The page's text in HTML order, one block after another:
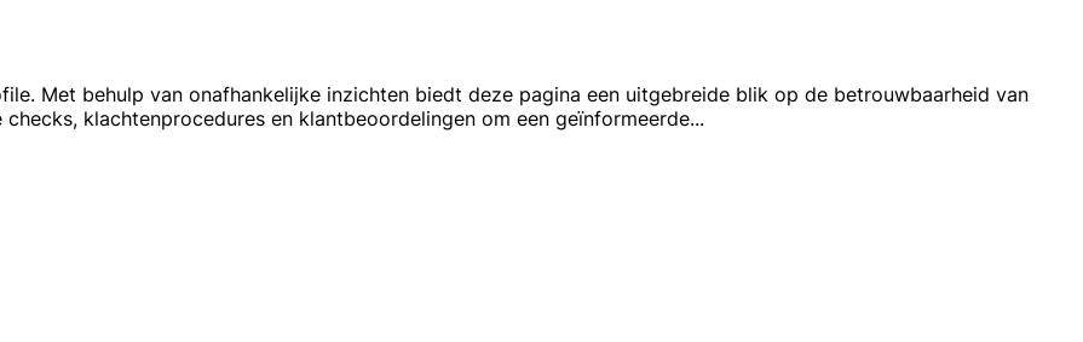
Met behulp van onafhankelijke inzichten biedt deze pagina een uitgebreide blik op de betrouwbaarheid van
klachtenprocedures en klantbeoordelingen om een geïnformeerde...